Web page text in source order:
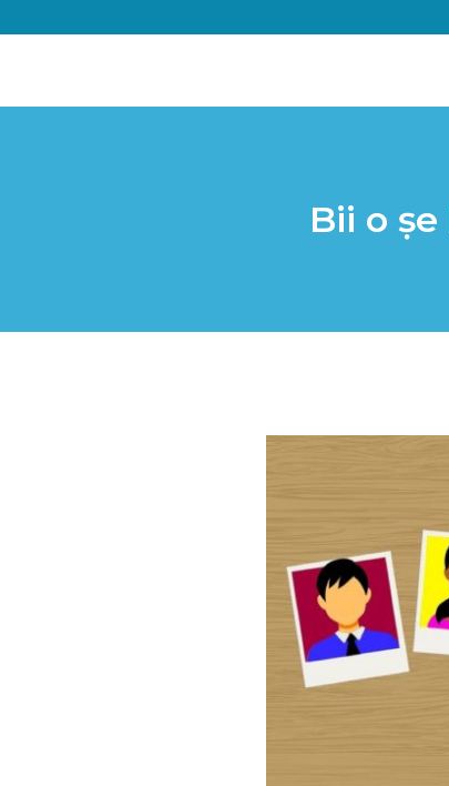
Bii o